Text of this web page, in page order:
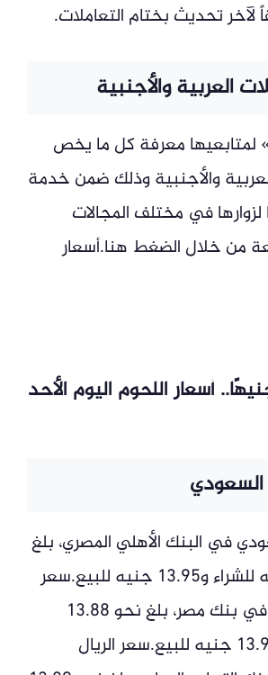
لآخر تحديث بختام التعاملات.
العربية والأجنبية
لمتابعيها معرفة كل ما يخص
والأجنبية وذلك ضمن خدمة
في مختلف المجالات
من خلال الضغط هنا.أسعار
بـ468 جنيهًا.. أسعار اللحوم اليوم الأحد
السعودي
في البنك الأهلي المصري، بلغ
نحو 13.88 جنيه للشراء و13.95 جنيه للبيع.سعر
الريال السعودي في بنك مصر، بلغ نحو 13.88
جنيه للشراء و13.95 جنيه للبيع.سعر الريال